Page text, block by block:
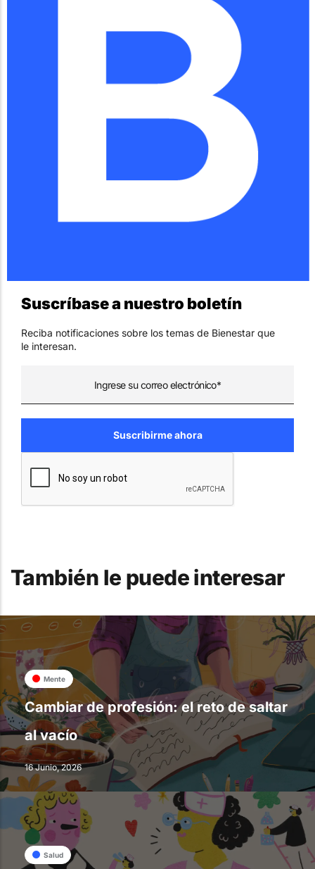
Suscríbase a nuestro boletín
Reciba notificaciones sobre los temas de Bienestar que
le interesan.
También le puede interesar
Mente
Cambiar de profesión: el reto de saltar
al vacío
16 Junio, 2026
Salud